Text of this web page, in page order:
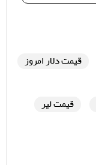
قیمت دلار امروز
قیمت لیر